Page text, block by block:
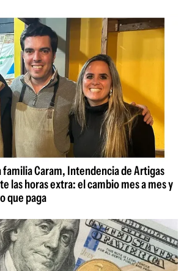
familia Caram, Intendencia de Artigas
las horas extra: el cambio mes a mes y
que paga